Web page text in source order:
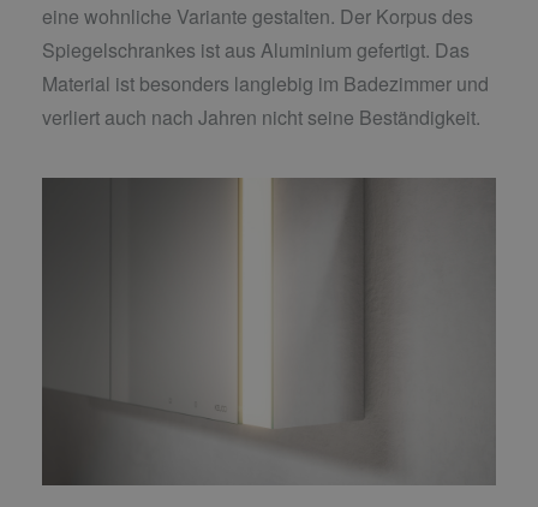
eine wohnliche Variante gestalten. Der Korpus des
Spiegelschrankes ist aus Aluminium gefertigt. Das
Material ist besonders langlebig im Badezimmer und
verliert auch nach Jahren nicht seine Beständigkeit.